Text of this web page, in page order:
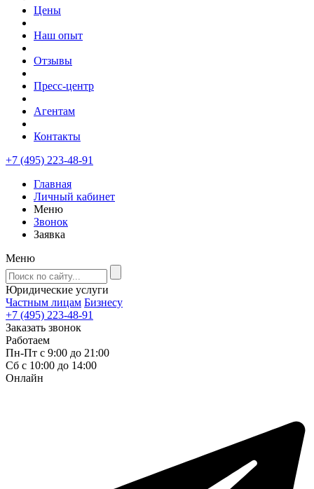
Цены
Наш опыт
Отзывы
Пресс-центр
Агентам
Контакты
+7 (495) 223-48-91
Главная
Личный кабинет
Меню
Звонок
Заявка
Меню
Юридические услуги
Частным лицам Бизнесу
+7 (495) 223-48-91
Заказать звонок
Работаем
Пн-Пт с 9:00 до 21:00
Сб с 10:00 до 14:00
Онлайн